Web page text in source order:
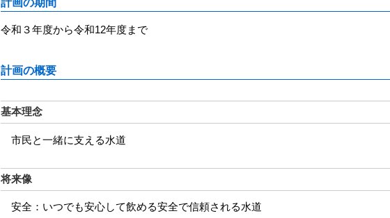
令和３年度から令和12年度まで
計画の概要
基本理念
市民と一緒に支える水道
将来像
安全：いつでも安心して飲める安全で信頼される水道